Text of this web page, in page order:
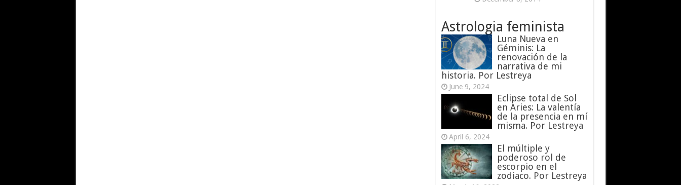
Astrologia feminista
Luna Nueva en
Géminis: La
renovación de la
narrativa de mi
historia. Por Lestreya
June 9, 2024
Eclipse total de Sol
en Aries: La valentía
de la presencia en mí
misma. Por Lestreya
April 6, 2024
El múltiple y
poderoso rol de
escorpio en el
zodiaco. Por Lestreya